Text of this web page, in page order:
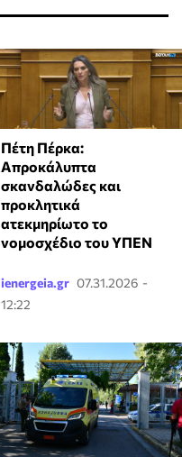
Πέτη Πέρκα:
Απροκάλυπτα
σκανδαλώδες και
προκλητικά
ατεκμηρίωτο το
νομοσχέδιο του ΥΠΕΝ
ienergeia.gr 07.31.2026 -
12:22